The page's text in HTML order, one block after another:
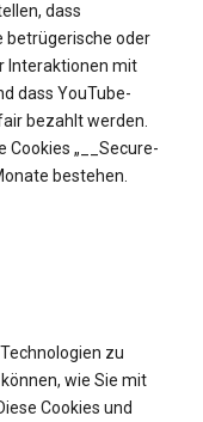
dass
betrügerische oder
Interaktionen mit
dass YouTube-
bezahlt werden.
Cookies „__Secure-
bestehen.
zu
wie Sie mit
Cookies und